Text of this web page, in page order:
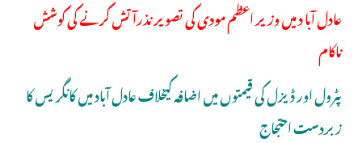
عادل آبا د میں وزیر اعظم مودی کی تصویر نذرآتش کرنے کی کوشش
ناکام
پٹرول اور ڈیزل کی قیمتوں میں اضافہ کیخلاف عادل آباد میں کانگریس کا
زبردست احتجاج